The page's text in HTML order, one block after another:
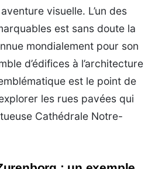
visuelle. L’un des
est sans doute la
mondialement pour son
d’édifices à l’architecture
est le point de
les rues pavées qui
Cathédrale Notre-